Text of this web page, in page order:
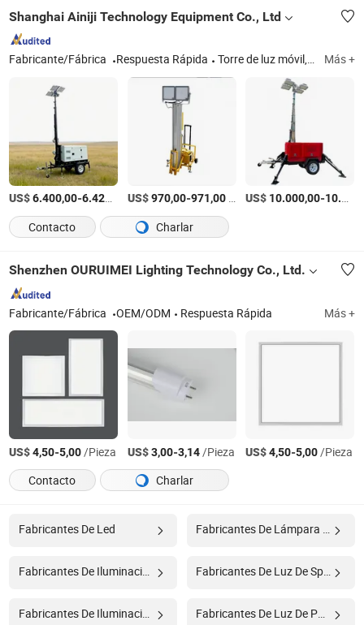
Shanghai Ainiji Technology Equipment Co., Ltd
Fabricante/Fábrica Respuesta Rápida Torre de luz móvil, torre de luz portátil, torre de luz móvil tipo remolque, torre de luz diésel, torre de luz tipo remolque, grupo electrógeno diésel, grupo electrógeno de gasolina, torre de luz solar, estación de almacenamiento de energía solar, torre de luz inflable Más +
US$6.400,00-6.429,00 /Set
US$970,00-971,00/Set US$ 10.000,00-10.500,00
Contacto Charlar
Shenzhen OURUIMEI Lighting Technology Co., Ltd.
Fabricante/Fábrica OEM/ODM Respuesta Rápida Más +
US$4,50-5,00/Pieza US$3,00-3,14/Pieza US$4,50-5,00/Pieza
Contacto
Charlar
Fabricantes De Led
Fabricantes De Iluminación Led Fabricantes De Luz De Spot
Fabricantes De Iluminación Fabricantes De Luz De Pared